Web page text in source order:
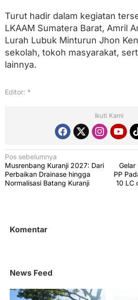
Turut hadir dalam kegiatan
LKAAM Sumatera Barat, Amril
Lurah Lubuk Minturun Jhon
sekolah, tokoh masyarakat,
lainnya.
Editor: *
Ikuti Kami
N
a
v
a
p
s
Pos sebelumnya
Musrenbang Kuranji 2027: Dari
Perbaikan Drainase hingga
Normalisasi Batang Kuranji
Gelar
PP
10 LC
Komentar
News Feed